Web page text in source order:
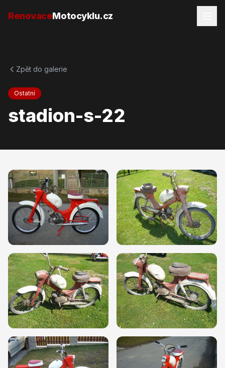
RenovaceMotocyklu.cz
Zpět do galerie
Ostatní
stadion-s-22